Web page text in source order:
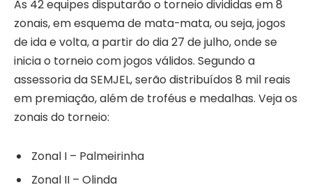
As 42 equipes disputarão o torneio divididas em 8
zonais, em esquema de mata-mata, ou seja, jogos
de ida e volta, a partir do dia 27 de julho, onde se
inicia o torneio com jogos válidos. Segundo a
assessoria da SEMJEL, serão distribuídos 8 mil reais
em premiação, além de troféus e medalhas. Veja os
zonais do torneio:
Zonal I – Palmeirinha
Zonal II – Olinda